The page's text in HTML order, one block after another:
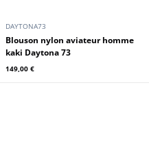
DAYTONA73
Blouson homme style racing kaki
Daytona